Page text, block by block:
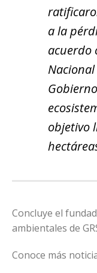
a la
acuerdo
objetivo
Concluye el
ambientales de
Conoce más